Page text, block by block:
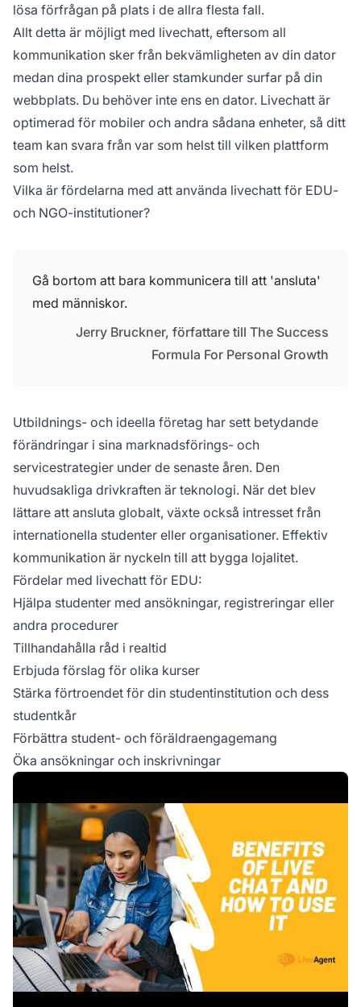
lösa förfrågan på plats i de allra flesta fall.
Allt detta är möjligt med livechatt, eftersom all
kommunikation sker från bekvämligheten av din dator
medan dina prospekt eller stamkunder surfar på din
webbplats. Du behöver inte ens en dator. Livechatt är
optimerad för mobiler och andra sådana enheter, så ditt
team kan svara från var som helst till vilken plattform
som helst.
Vilka är fördelarna med att använda livechatt för EDU-
och NGO-institutioner?
Gå bortom att bara kommunicera till att 'ansluta'
med människor.
Jerry Bruckner, författare till The Success
Formula For Personal Growth
Utbildnings- och ideella företag har sett betydande
förändringar i sina marknadsförings- och
servicestrategier under de senaste åren. Den
huvudsakliga drivkraften är teknologi. När det blev
lättare att ansluta globalt, växte också intresset från
internationella studenter eller organisationer. Effektiv
kommunikation är nyckeln till att bygga lojalitet.
Fördelar med livechatt för EDU:
Hjälpa studenter med ansökningar, registreringar eller
andra procedurer
Tillhandahålla råd i realtid
Erbjuda förslag för olika kurser
Stärka förtroendet för din studentinstitution och dess
studentkår
Förbättra student- och föräldraengagemang
Öka ansökningar och inskrivningar